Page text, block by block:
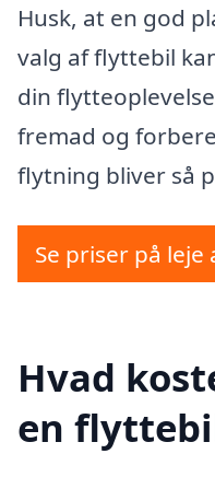
Husk, at en god
valg af flyttebil
din
fremad og
flytning bliver så
Se priser på
Hvad
en